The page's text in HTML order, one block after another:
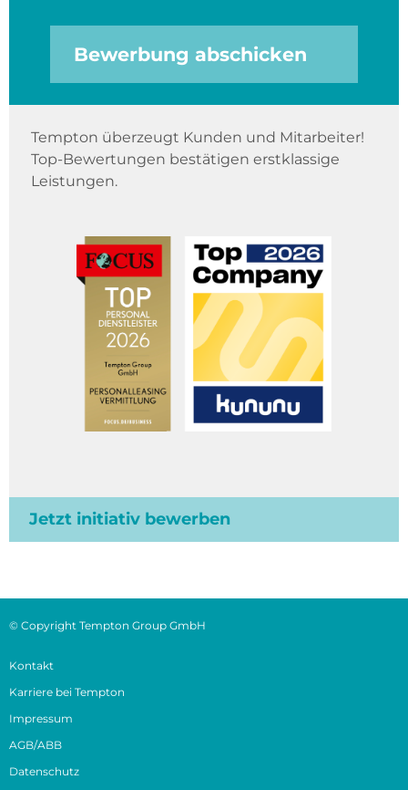
Bewerbung abschicken
Tempton überzeugt Kunden und Mitarbeiter!
Top-Bewertungen bestätigen erstklassige
Leistungen.
Jetzt initiativ bewerben
© Copyright Tempton Group GmbH
Kontakt
Karriere bei Tempton
Impressum
AGB/ABB
Datenschutz